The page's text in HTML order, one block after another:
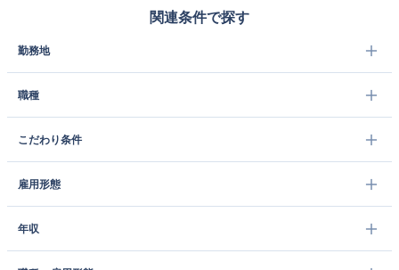
関連条件で探す
勤務地
職種
こだわり条件
雇用形態
年収